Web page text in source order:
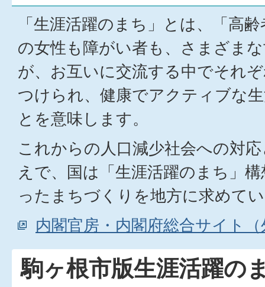
「生涯活躍のまち」とは、「高
の女性も障がい者も、さまざま
が、お互いに交流する中でそれ
つけられ、健康でアクティブな
とを意味します。
これからの人口減少社会への対
えで、国は「生涯活躍のまち」
ったまちづくりを地方に求めて
内閣官房・内閣府総合サイト
駒ヶ根市版生涯活躍の